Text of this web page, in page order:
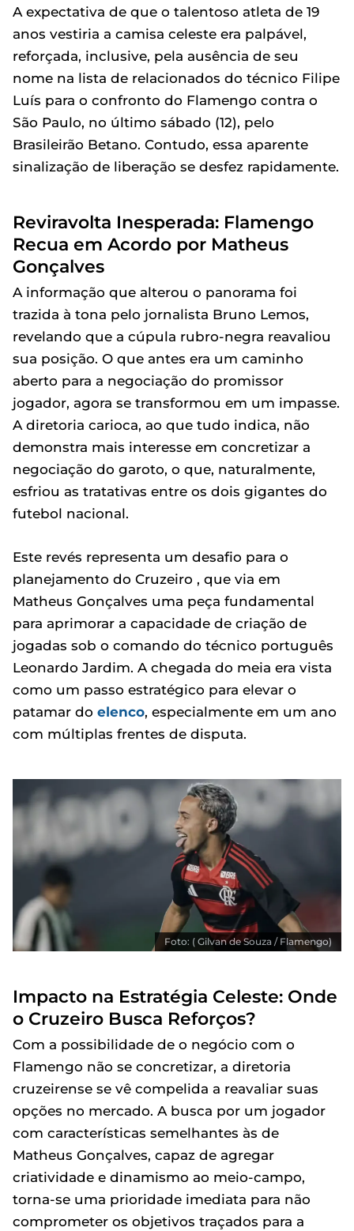
A expectativa de que o talentoso atleta de 19
anos vestiria a camisa celeste era palpável,
reforçada, inclusive, pela ausência de seu
nome na lista de relacionados do técnico Filipe
Luís para o confronto do Flamengo contra o
São Paulo, no último sábado (12), pelo
Brasileirão Betano. Contudo, essa aparente
sinalização de liberação se desfez rapidamente.
Reviravolta Inesperada: Flamengo
Recua em Acordo por Matheus
Gonçalves
A informação que alterou o panorama foi
trazida à tona pelo jornalista Bruno Lemos,
revelando que a cúpula rubro-negra reavaliou
sua posição. O que antes era um caminho
aberto para a negociação do promissor
jogador, agora se transformou em um impasse.
A diretoria carioca, ao que tudo indica, não
demonstra mais interesse em concretizar a
negociação do garoto, o que, naturalmente,
esfriou as tratativas entre os dois gigantes do
futebol nacional.
Este revés representa um desafio para o
planejamento do Cruzeiro , que via em
Matheus Gonçalves uma peça fundamental
para aprimorar a capacidade de criação de
jogadas sob o comando do técnico português
Leonardo Jardim. A chegada do meia era vista
como um passo estratégico para elevar o
patamar do elenco, especialmente em um ano
com múltiplas frentes de disputa.
Foto: ( Gilvan de Souza / Flamengo)
Impacto na Estratégia Celeste: Onde
o Cruzeiro Busca Reforços?
Com a possibilidade de o negócio com o
Flamengo não se concretizar, a diretoria
cruzeirense se vê compelida a reavaliar suas
opções no mercado. A busca por um jogador
com características semelhantes às de
Matheus Gonçalves, capaz de agregar
criatividade e dinamismo ao meio-campo,
torna-se uma prioridade imediata para não
comprometer os objetivos traçados para a